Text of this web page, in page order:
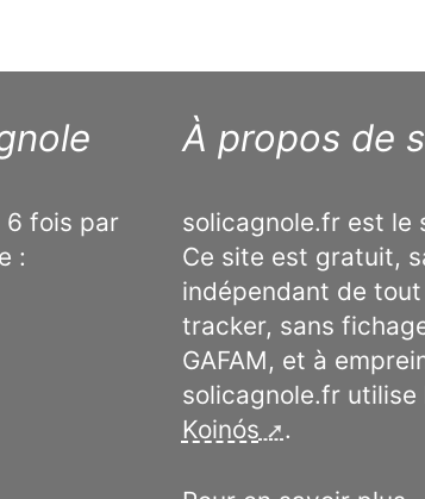
6 fois par
:
À propos de
solicagnole.fr est le
Ce site est gratuit,
indépendant de
tracker, sans
GAFAM, et à
solicagnole.fr utilise
Koinós
.